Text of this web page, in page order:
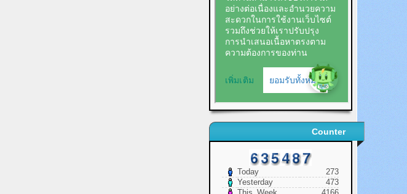
Counter
Today
273
Yesterday
473